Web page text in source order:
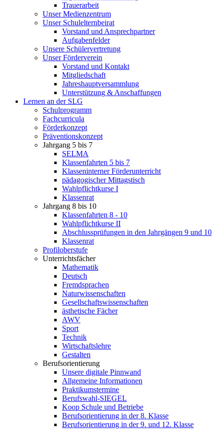
Trauerarbeit
Unser Medienzentrum
Unser Schulelternbeirat
Vorstand und Ansprechpartner
Aufgabenfelder
Unsere Schülervertretung
Unser Förderverein
Vorstand und Kontakt
Mitgliedschaft
Jahreshauptversammlung
Unterstützung & Anschaffungen
Lernen an der SLG
Schulprogramm
Fachcurricula
Förderkonzept
Präventionskonzept
Jahrgang 5 bis 7
SELMA
Klassenfahrten 5 bis 7
Klasseninterner Förderunterricht
pädagogischer Mittagstisch
Wahlpflichtkurse I
Klassenrat
Jahrgang 8 bis 10
Klassenfahrten 8 - 10
Wahlpflichtkurse II
Abschlussprüfungen in den Jahrgängen 9 und 10
Klassenrat
Profiloberstufe
Unterrichtsfächer
Mathematik
Deutsch
Fremdsprachen
Naturwissenschaften
Gesellschaftswissenschaften
ästhetische Fächer
AWV
Sport
Technik
Wirtschaftslehre
Gestalten
Berufsorientierung
Unsere digitale Pinnwand
Allgemeine Informationen
Praktikumstermine
Berufswahl-SIEGEL
Koop Schule und Betriebe
Berufsorientierung in der 8. Klasse
Berufsorientierung in der 9. und 12. Klasse